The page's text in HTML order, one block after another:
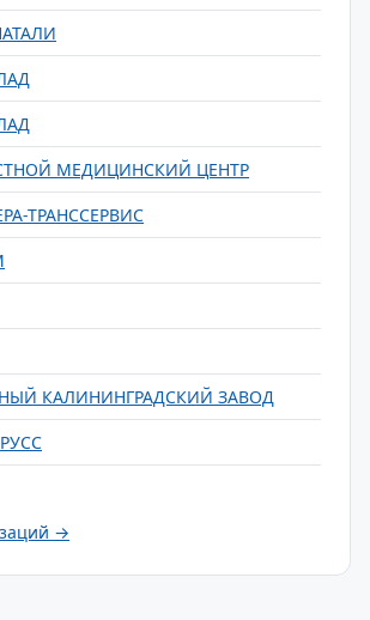
МЕДИЦИНСКИЙ ЦЕНТР
ТРАНССЕРВИС
КАЛИНИНГРАДСКИЙ ЗАВОД
→